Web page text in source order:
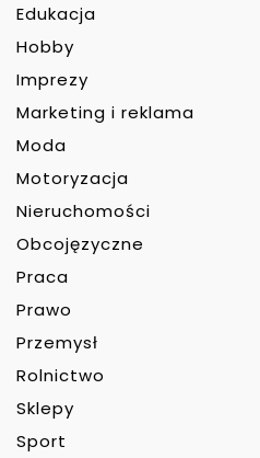
Edukacja
Hobby
Imprezy
Marketing i reklama
Moda
Motoryzacja
Nieruchomości
Obcojęzyczne
Praca
Prawo
Przemysł
Rolnictwo
Sklepy
Sport